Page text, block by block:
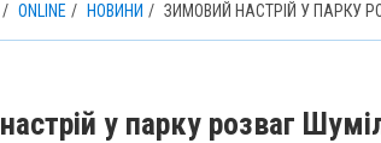
ONLINE НОВИНИ ЗИМОВИЙ НАСТРІЙ У ПАРКУ
у парку розваг